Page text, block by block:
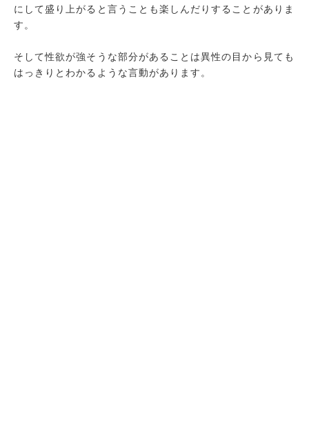
にして盛り上がると言うことも楽しんだりすることがありま
す。
そして性欲が強そうな部分があることは異性の目から見ても
はっきりとわかるような言動があります。